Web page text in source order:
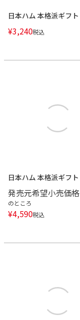
日本ハム 本格派ギフト
¥3,240税込
日本ハム 本格派ギフト
発売元希望小売価格
のところ
¥4,590税込